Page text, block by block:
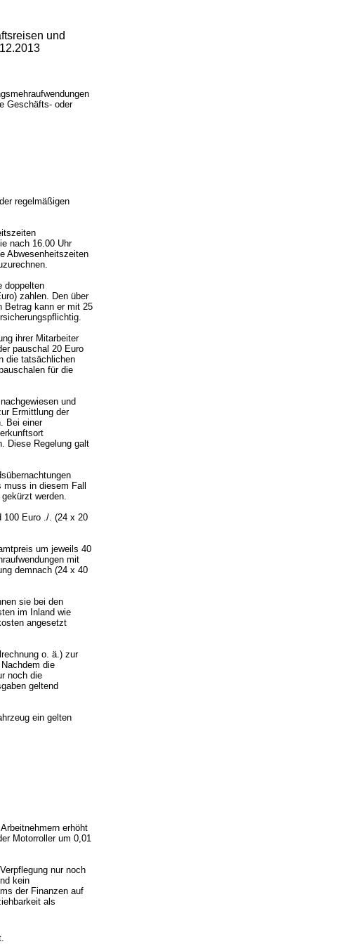
und
Geschäfts- oder
regelmäßigen
nach 16.00 Uhr
Abwesenheitszeiten
doppelten
zahlen. Den über
Betrag kann er mit 25
ihrer Mitarbeiter
pauschal 20 Euro
die tatsächlichen
für die
und
Ermittlung der
Bei einer
Diese Regelung galt
in diesem Fall
werden.
100 Euro ./. (24 x 20
um jeweils 40
mit
demnach (24 x 40
sie bei den
im Inland wie
angesetzt
o. ä.) zur
die
noch die
geltend
ein gelten
erhöht
Motorroller um 0,01
nur noch
kein
der Finanzen auf
als